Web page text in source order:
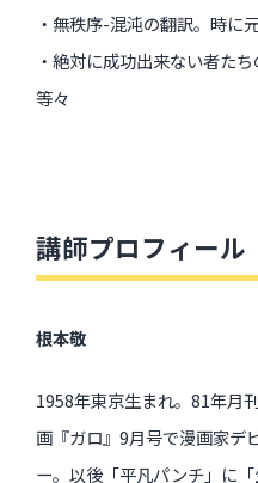
・無秩序-混沌の翻訳。時に
・絶対に成功出来ない者た
等々
講師プロフィール
根本敬
1958年東京生まれ。81年月
画『ガロ』9月号で漫画家デ
ー。以後「平凡パンチ」に